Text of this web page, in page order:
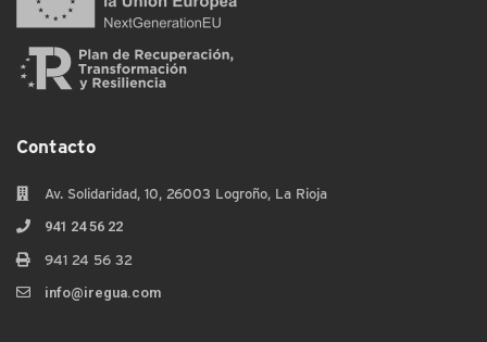
Contacto
Av. Solidaridad, 10, 26003 Logroño, La Rioja
941 24 56 22
941 24 56 32
info@iregua.com